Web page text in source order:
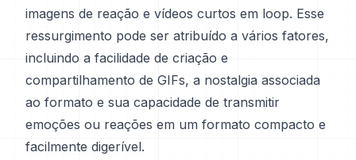
imagens de reação e vídeos curtos em loop. Esse
ressurgimento pode ser atribuído a vários fatores,
incluindo a facilidade de criação e
compartilhamento de GIFs, a nostalgia associada
ao formato e sua capacidade de transmitir
emoções ou reações em um formato compacto e
facilmente digerível.